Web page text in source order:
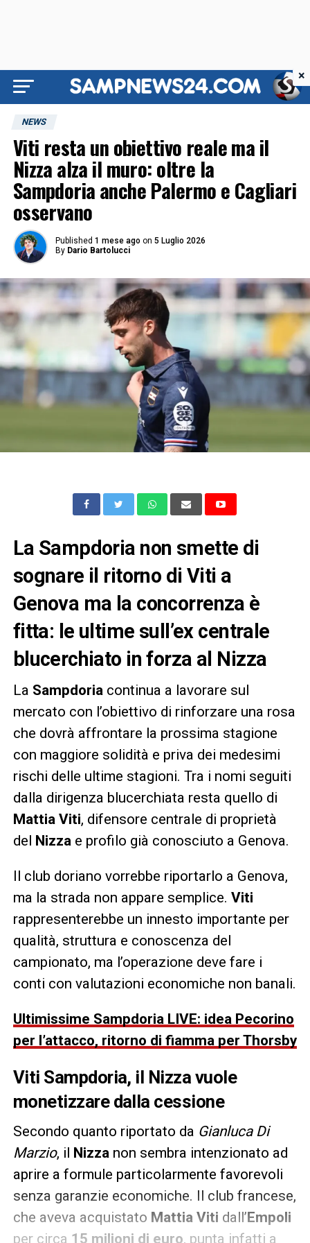
NEWS
Viti resta un obiettivo reale ma il
Nizza alza il muro: oltre la
Sampdoria anche Palermo e Cagliari
osservano
Published 1 mese ago on 5 Luglio 2026
By Dario Bartolucci
La Sampdoria non smette di
sognare il ritorno di Viti a
Genova ma la concorrenza è
fitta: le ultime sull’ex centrale
blucerchiato in forza al Nizza
La Sampdoriacontinua a lavorare sul
mercato con l’obiettivo di rinforzare una rosa
che dovrà affrontare la prossima stagione
con maggiore solidità e priva dei medesimi
rischi delle ultime stagioni. Tra i nomi seguiti
dalla dirigenza blucerchiata resta quello di
Mattia Viti, difensore centrale di proprietà
del Nizzae profilo già conosciuto a Genova.
Il club doriano vorrebbe riportarlo a Genova,
ma la strada non appare semplice. Viti
rappresenterebbe un innesto importante per
qualità, struttura e conoscenza del
campionato, ma l’operazione deve fare i
conti con valutazioni economiche non banali.
Ultimissime Sampdoria LIVE: idea Pecorino
per l’attacco, ritorno di fiamma per Thorsby
Viti Sampdoria, il Nizza vuole
monetizzare dalla cessione
Secondo quanto riportato da Gianluca Di
Marzio, il Nizzanon sembra intenzionato ad
aprire a formule particolarmente favorevoli
senza garanzie economiche. Il club francese,
che aveva acquistato Mattia Viti dall’Empoli
per circa 15 milioni di euro, punta infatti a
×